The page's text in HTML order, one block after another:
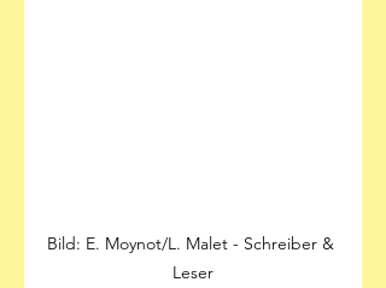
Bild: E. Moynot/L. Malet - Schreiber &
Leser